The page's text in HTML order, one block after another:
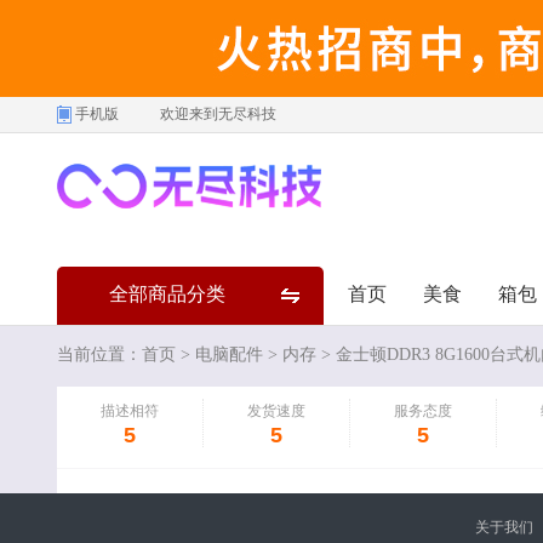
手机版 欢迎来到无尽科技
全部商品分类 首页 美食 箱包
当前位置： 首页 > 电脑配件 > 内存 > 金士顿DDR3 8G1600台式
描述相符
5
发货速度
5
服务态度
5
关于我们